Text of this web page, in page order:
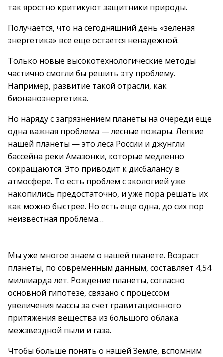
так яростно критикуют защитники природы.
Получается, что на сегодняшний день «зеленая
энергетика» все еще остается ненадежной.
Только новые высокотехнологические методы
частично смогли бы решить эту проблему.
Например, развитие такой отрасли, как
бионаноэнергетика.
Но наряду с загрязнением планеты на очереди еще
одна важная проблема — лесные пожары. Легкие
нашей планеты — это леса России и джунгли
бассейна реки Амазонки, которые медленно
сокращаются. Это приводит к дисбалансу в
атмосфере. То есть проблем с экологией уже
накопились предостаточно, и уже пора решать их
как можно быстрее. Но есть еще одна, до сих пор
неизвестная проблема…
Мы уже многое знаем о нашей планете. Возраст
планеты, по современным данным, составляет 4,54
миллиарда лет. Рождение планеты, согласно
основной гипотезе, связано с процессом
увеличения массы за счет гравитационного
притяжения вещества из большого облака
межзвездной пыли и газа.
Чтобы больше понять о нашей Земле, вспомним